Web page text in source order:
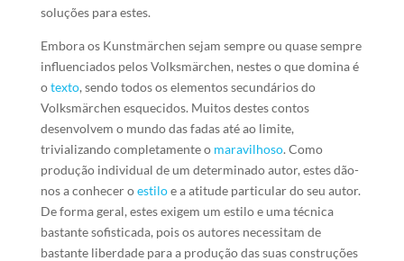
soluções para estes.
Embora os Kunstmärchen sejam sempre ou quase sempre
influenciados pelos Volksmärchen, nestes o que domina é
otexto, sendo todos os elementos secundários do
Volksmärchen esquecidos. Muitos destes contos
desenvolvem o mundo das fadas até ao limite,
trivializando completamente o maravilhoso. Como
produção individual de um determinado autor, estes dão-
nos a conhecer oestiloe a atitude particular do seu autor.
De forma geral, estes exigem um estilo e uma técnica
bastante sofisticada, pois os autores necessitam de
bastante liberdade para a produção das suas construções